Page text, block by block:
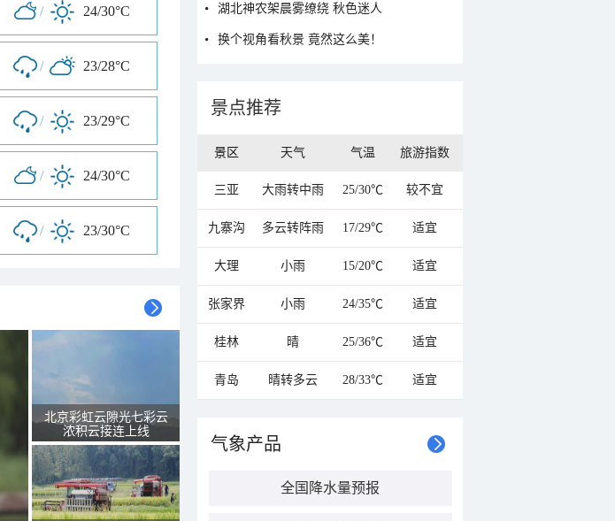
/ 24/30°C
/ 23/28°C
/ 23/29°C
/ 24/30°C
/ 23/30°C
北京彩虹云隙光七彩云
浓积云接连上线
湖北神农架晨雾缭绕 秋色迷人
换个视角看秋景 竟然这么美！
景点推荐
景区 天气 气温 旅游指数
三亚 大雨转中雨 25/30℃ 较不宜
九寨沟 多云转阵雨 17/29℃ 适宜
大理 小雨 15/20℃ 适宜
张家界 小雨 24/35℃ 适宜
桂林 晴 25/36℃ 适宜
青岛 晴转多云 28/33℃ 适宜
气象产品
全国降水量预报